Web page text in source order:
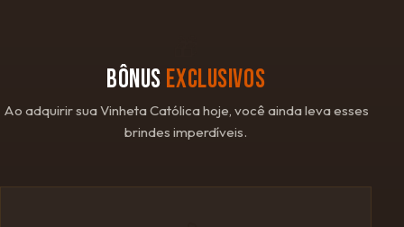
BÔNUS EXCLUSIVOS
Ao adquirir sua Vinheta Católica hoje, você ainda leva esses
brindes imperdíveis.